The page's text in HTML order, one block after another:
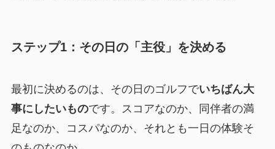
ステップ1：その日の「主役」を決める
最初に決めるのは、その日のゴルフでいちばん大
事にしたいものです。スコアなのか、同伴者の満
足なのか、コスパなのか、それとも一日の体験そ